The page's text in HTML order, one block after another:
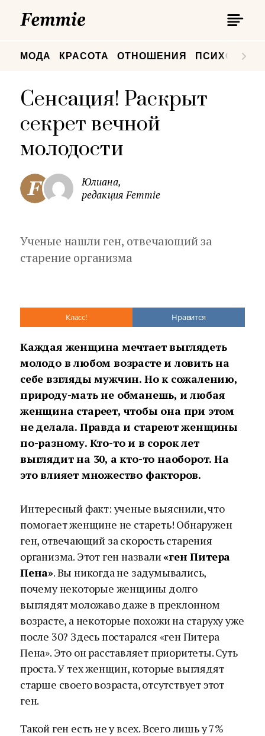
МОДА КРАСОТА ОТНОШЕНИЯ
Сенсация! Раскрыт
секрет вечной
молодости
Юлиана,
редакция Femmie
Ученые нашли ген, отвечающий за
старение организма
Класс! Нравится
Каждая женщина мечтает выглядеть
молодо в любом возрасте и ловить на
себе взгляды мужчин. Но к сожалению,
природу-мать не обманешь, и любая
женщина стареет, чтобы она при этом
не делала. Правда и стареют женщины
по-разному. Кто-то и в сорок лет
выглядит на 30, а кто-то наоборот. На
это влияет множество факторов.
Интересный факт: ученые выяснили, что
помогает женщине не стареть! Обнаружен
ген, отвечающий за скорость старения
организма. Этот ген назвали«ген Питера
Пена». Вы никогда не задумывались,
почему некоторые женщины долго
выглядят моложаво даже в преклонном
возрасте, а некоторые похожи на старуху уже
после 30? Здесь постарался «ген Питера
Пена». Это он расставляет приоритеты. Суть
проста. У тех женщин, которые выглядят
старше своего возраста, отсутствует этот
ген.
Такой ген есть не у всех. Всего лишь у 7%